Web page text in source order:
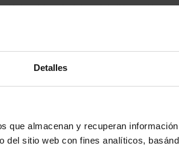
Detalles
que almacenan y recuperan
sitio web con fines analíticos,
del Fondo al cierre de la última sesión, y se
es de reparto. Todas las rentabilidades
gratuito de su
sus Fondos y nuestros expertos le
podrá ahorrar en sus costes.